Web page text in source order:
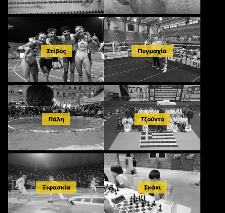
Στίβος Πυγμαχία
Πάλη Τζούντο
Ξιφασκία Σκάκι